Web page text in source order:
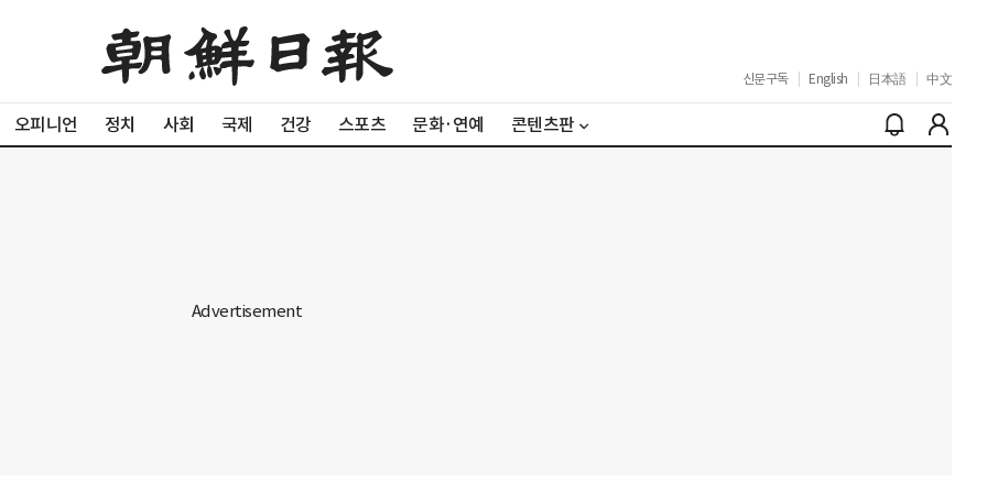
신문구독 English 日本語 中文
오피니언 정치 사회 국제 건강 스포츠 문화·연예 콘텐츠판